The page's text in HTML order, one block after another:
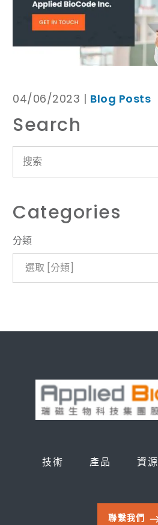
04/06/2023 | Blog Posts
Search
Categories
分類
選取 [分類]
技術 產品 資源
聯繫我們